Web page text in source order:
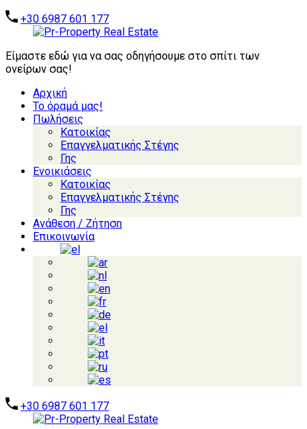
+30 6987 601 177
Είμαστε εδώ για να σας οδηγήσουμε στο σπίτι των
ονείρων σας!
Αρχική
Το όραμά μας!
Πωλήσεις
Κατοικίας
Επαγγελματικής Στέγης
Γης
Ενοικιάσεις
Κατοικίας
Επαγγελματικής Στέγης
Γης
Ανάθεση / Ζήτηση
Επικοινωνία
+30 6987 601 177